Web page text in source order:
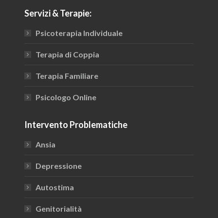
opens
window
opens
window
Servizi & Terapie:
Psicoterapia Individuale
Terapia di Coppia
Terapia Familiare
Psicologo Online
Intervento Problematiche
Ansia
Depressione
Autostima
Genitorialità